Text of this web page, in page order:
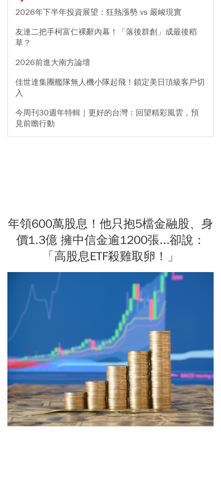
2026年下半年投資展望：狂熱漲勢 vs 嚴峻現實
友達二把手柯富仁裸辭內幕！「落後群創」成最後稻
草？
2026前進大南方論壇
佳世達集團艦隊無人機小隊起飛！鎖定美日頂級客戶切
入
今周刊30週年特輯｜更好的台灣：回望精彩風雲，預
見前瞻行動
年領600萬股息！他只抱5檔金融股、身
價1.3億 擁中信金逾1200張...卻說：
「高股息ETF殺雞取卵！」